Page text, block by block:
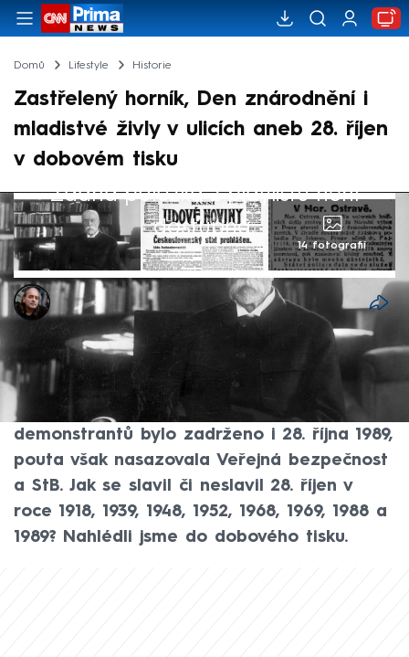
Domů Lifestyle Historie
Zastřelený horník, Den znárodnění i
mladistvé živly v ulicích aneb 28. říjen
v dobovém tisku
Žádná položka z playlistu není
dostupná.
14 fotografií
Ivan Motýl
28. říj 2024, 13:52
Protektorátní policie a gestapo zatkly při
pražské demonstraci z 28. října 1939 zhruba
400 protestujících. Stejné množství
demonstrantů bylo zadrženo i 28. října 1989,
pouta však nasazovala Veřejná bezpečnost
a StB. Jak se slavil či neslavil 28. říjen v
roce 1918, 1939, 1948, 1952, 1968, 1969, 1988 a
1989? Nahlédli jsme do dobového tisku.